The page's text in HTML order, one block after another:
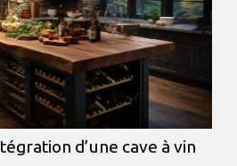
d’une cave à vin